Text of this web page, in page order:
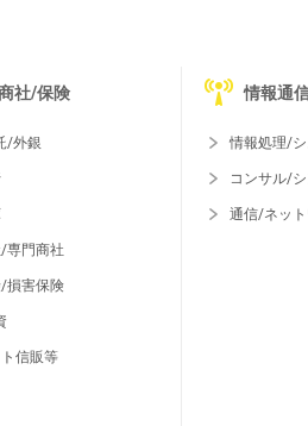
社/保険
/外銀
専門商社
損害保険
信販等
情報通
情報処理/
コンサル/
通信/ネット